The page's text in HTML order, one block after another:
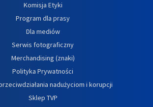
Komisja Etyki
Program dla prasy
Dla mediów
Serwis fotograficzny
Merchandising (znaki)
Polityka Prywatności
nadużyciom i korupcji
Sklep TVP